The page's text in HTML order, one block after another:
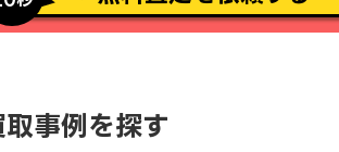
事例を探す